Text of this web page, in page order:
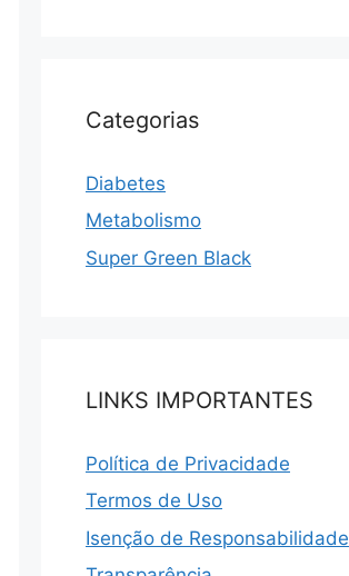
Categorias
Diabetes
Metabolismo
Super Green Black
LINKS IMPORTANTES
Política de Privacidade
Termos de Uso
Isenção de Responsabilidade